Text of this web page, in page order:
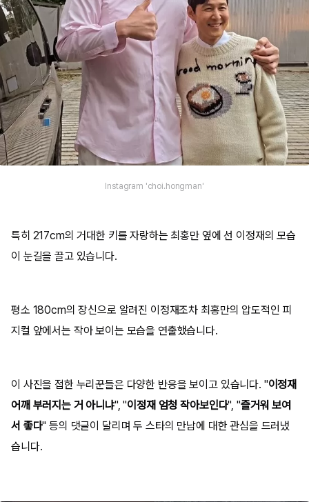
Instagram 'choi.hongman'
특히 217cm의 거대한 키를 자랑하는 최홍만 옆에 선 이정재의 모습
이 눈길을 끌고 있습니다.
평소 180cm의 장신으로 알려진 이정재조차 최홍만의 압도적인 피
지컬 앞에서는 작아 보이는 모습을 연출했습니다.
이 사진을 접한 누리꾼들은 다양한 반응을 보이고 있습니다. "이정재
어깨 부러지는 거 아니냐", "이정재 엄청 작아보인다", "즐거워 보여
서 좋다" 등의 댓글이 달리며 두 스타의 만남에 대한 관심을 드러냈
습니다.